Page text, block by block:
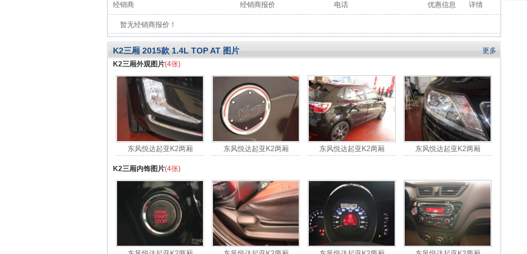
经销商 经销商报价 电话 优惠信息 详情
暂无经销商报价！
更多
K2三厢 2015款 1.4L TOP AT 图片
K2三厢外观图片(4张)
东风悦达起亚K2两厢 东风悦达起亚K2两厢 东风悦达起亚K2两厢 东风悦达起亚K2两厢
K2三厢内饰图片(4张)